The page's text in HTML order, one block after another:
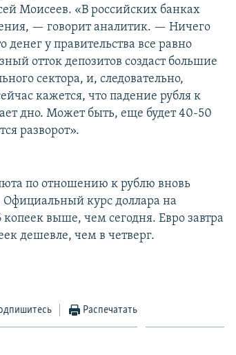
Моисеев. «В российских банках
— говорит аналитик. — Ничего
денег у правительства все равно
отток депозитов создаст большие
сектора, и, следовательно,
кажется, что падение рубля к
дно. Может быть, еще будет 40-50
разворот».
по отношению к рублю вновь
курс доллара на
выше, чем сегодня. Евро завтра
дешевле, чем в четверг.
Распечатать